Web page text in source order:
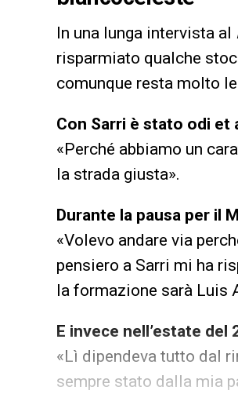
In una lunga intervista al
risparmiato qualche
comunque resta molto
Con Sarri è stato odi et
«Perché abbiamo un
la strada giusta».
Durante la pausa per il
«Volevo andare via
pensiero a Sarri mi ha
la formazione sarà Luis
E invece nell’estate del
«Lì dipendeva tutto dal
sempre stato dalla mia